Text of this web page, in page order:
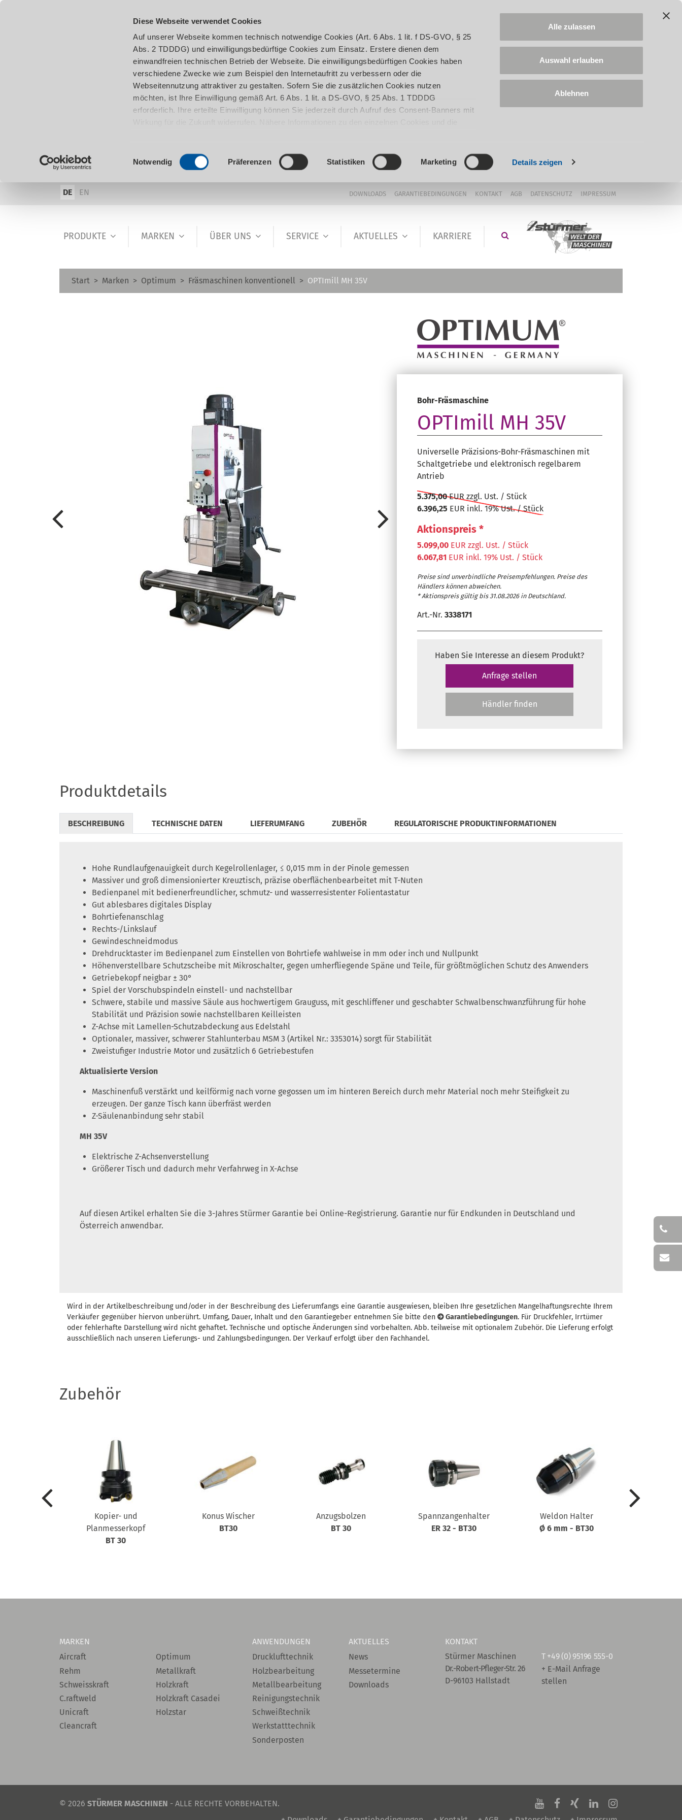
Diese Webseite verwendet Cookies
Auf unserer Webseite kommen technisch notwendige Cookies (Art. 6 Abs. 1 lit. f DS-GVO, § 25
Abs. 2 TDDDG) und einwilligungsbedürftige Cookies zum Einsatz. Erstere dienen dem
einwandfreien technischen Betrieb der Webseite. Die einwilligungsbedürftigen Cookies haben
verschiedene Zwecke wie zum Beispiel den Internetaufritt zu verbessern oder die
Webseitennutzung attraktiver zu gestalten. Sofern Sie die zusätzlichen Cookies nutzen
möchten, ist Ihre Einwilligung gemäß Art. 6 Abs. 1 lit. a DS-GVO, § 25 Abs. 1 TDDDG
erforderlich. Ihre erteilte Einwilligung können Sie jederzeit durch Aufruf des Consent-Banners mit
Einwilligungsauswahl
Notwendig Präferenzen Statistiken Marketing Details zeigen
Alle zulassen
Auswahl erlauben
Ablehnen
DE EN DOWNLOADS GARANTIEBEDINGUNGEN KONTAKT AGB DATENSCHUTZ IMPRESSUM
PRODUKTE MARKEN ÜBER UNS SERVICE AKTUELLES KARRIERE
Start Marken Optimum Fräsmaschinen konventionell OPTImill MH 35V
Bohr-Fräsmaschine
OPTImill MH 35V
Universelle Präzisions-Bohr-Fräsmaschinen mit
Schaltgetriebe und elektronisch regelbarem
Antrieb
5.375,00EUR zzgl. Ust. / Stück
6.396,25 EUR inkl. 19% Ust. / Stück
Aktionspreis *
5.099,00 EUR zzgl. Ust. / Stück
6.067,81 EUR inkl. 19% Ust. / Stück
Preise sind unverbindliche Preisempfehlungen. Preise des
Händlers können abweichen.
* Aktionspreis gültig bis 31.08.2026 in Deutschland.
Art.-Nr. 3338171
Haben Sie Interesse an diesem Produkt?
Anfrage stellen
Händler finden
Produktdetails
BESCHREIBUNG TECHNISCHE DATEN LIEFERUMFANG ZUBEHÖR REGULATORISCHE PRODUKTINFORMATIONEN
Hohe Rundlaufgenauigkeit durch Kegelrollenlager, ≤ 0,015 mm in der Pinole gemessen
Massiver und groß dimensionierter Kreuztisch, präzise oberflächenbearbeitet mit T-Nuten
Bedienpanel mit bedienerfreundlicher, schmutz- und wasserresistenter Folientastatur
Gut ablesbares digitales Display
Bohrtiefenanschlag
Rechts-/Linkslauf
Gewindeschneidmodus
Drehdrucktaster im Bedienpanel zum Einstellen von Bohrtiefe wahlweise in mm oder inch und Nullpunkt
Höhenverstellbare Schutzscheibe mit Mikroschalter, gegen umherfliegende Späne und Teile, für größtmöglichen Schutz des Anwenders
Getriebekopf neigbar ± 30°
Spiel der Vorschubspindeln einstell- und nachstellbar
Schwere, stabile und massive Säule aus hochwertigem Grauguss, mit geschliffener und geschabter Schwalbenschwanzführung für hohe
Stabilität und Präzision sowie nachstellbaren Keilleisten
Z-Achse mit Lamellen-Schutzabdeckung aus Edelstahl
Optionaler, massiver, schwerer Stahlunterbau MSM 3 (Artikel Nr.: 3353014) sorgt für Stabilität
Zweistufiger Industrie Motor und zusätzlich 6 Getriebestufen
Aktualisierte Version
Maschinenfuß verstärkt und keilförmig nach vorne gegossen um im hinteren Bereich durch mehr Material noch mehr Steifigkeit zu
erzeugen. Der ganze Tisch kann überfräst werden
Z-Säulenanbindung sehr stabil
MH 35V
Elektrische Z-Achsenverstellung
Größerer Tisch und dadurch mehr Verfahrweg in X-Achse
Auf diesen Artikel erhalten Sie die 3-Jahres Stürmer Garantie bei Online-Registrierung. Garantie nur für Endkunden in Deutschland und
Österreich anwendbar.
Wird in der Artikelbeschreibung und/oder in der Beschreibung des Lieferumfangs eine Garantie ausgewiesen, bleiben Ihre gesetzlichen Mangelhaftungsrechte Ihrem
Verkäufer gegenüber hiervon unberührt. Umfang, Dauer, Inhalt und den Garantiegeber entnehmen Sie bitte den
Garantiebedingungen. Für Druckfehler, Irrtümer
oder fehlerhafte Darstellung wird nicht gehaftet. Technische und optische Änderungen sind vorbehalten. Abb. teilweise mit optionalem Zubehör. Die Lieferung erfolgt
ausschließlich nach unseren Lieferungs- und Zahlungsbedingungen. Der Verkauf erfolgt über den Fachhandel.
Zubehör
Kopier- und
Planmesserkopf
BT 30
Konus Wischer
BT30
Anzugsbolzen
BT 30
Spannzangenhalter
ER 32 - BT30
Weldon Halter
Ø 6 mm - BT30
MARKEN
Aircraft
Rehm
Schweisskraft
C.raftweld
Unicraft
Cleancraft
Optimum
Metallkraft
Holzkraft
Holzkraft Casadei
Holzstar
ANWENDUNGEN
Drucklufttechnik
Holzbearbeitung
Metallbearbeitung
Reinigungstechnik
Schweißtechnik
Werkstatttechnik
Sonderposten
AKTUELLES
News
Messetermine
Downloads
KONTAKT
Stürmer Maschinen
Dr.-Robert-Pfleger-Str. 26
D-96103 Hallstadt
T +49 (0) 95196 555-0
+ E-Mail Anfrage
stellen
© 2026 STÜRMER MASCHINEN - ALLE RECHTE VORBEHALTEN.